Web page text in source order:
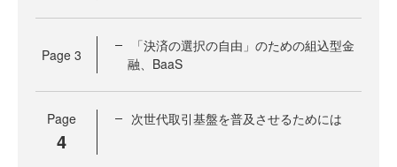
Page 3
「決済の選択の自由」のための組込型金
融、BaaS
Page
4
次世代取引基盤を普及させるためには